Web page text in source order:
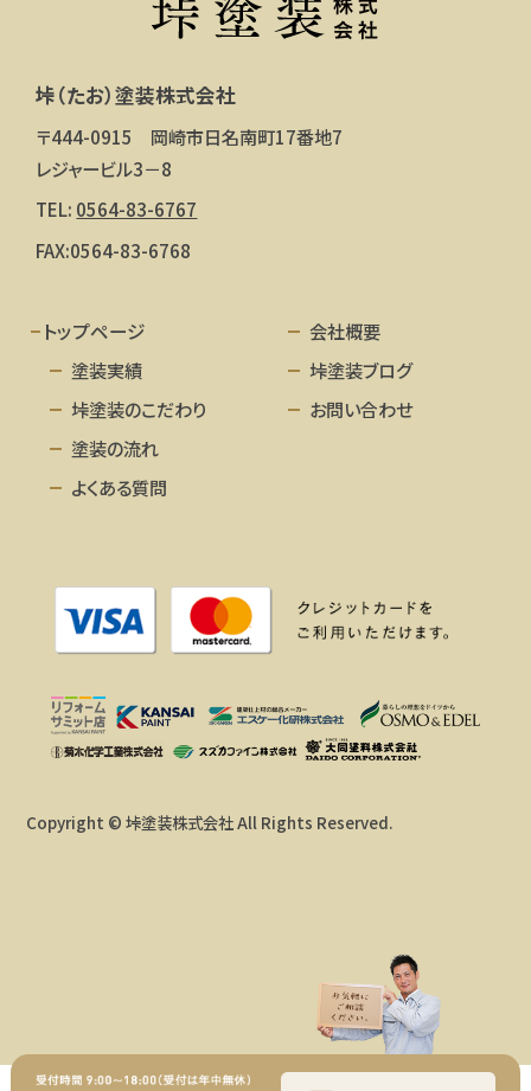
垰（たお）塗装株式会社
〒444-0915 岡崎市日名南町17番地7
レジャービル3－8
TEL: 0564-83-6767
FAX:0564-83-6768
トップページ
塗装実績
垰塗装のこだわり
塗装の流れ
よくある質問
会社概要
垰塗装ブログ
お問い合わせ
Copyright © 垰塗装株式会社 All Rights Reserved.